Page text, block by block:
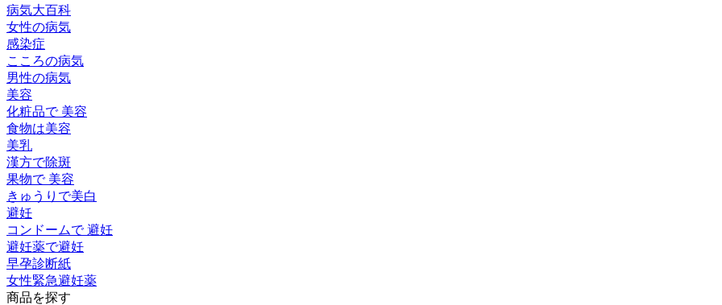
病気大百科
女性の病気
感染症
こころの病気
男性の病気
美容
化粧品で 美容
食物は美容
美乳
漢方で除斑
果物で 美容
きゅうりで美白
避妊
コンドームで 避妊
避妊薬で避妊
早孕診断紙
女性緊急避妊薬
商品を探す